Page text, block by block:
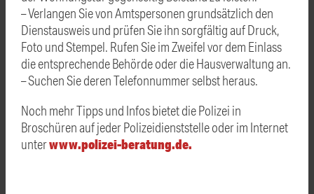
– Verlangen Sie von Amtspersonen grundsätzlich den
Dienstausweis und prüfen Sie ihn sorgfältig auf Druck,
Foto und Stempel. Rufen Sie im Zweifel vor dem Einlass
die entsprechende Behörde oder die Hausverwaltung an.
– Suchen Sie deren Telefonnummer selbst heraus.
Noch mehr Tipps und Infos bietet die Polizei in
Broschüren auf jeder Polizeidienststelle oder im Internet
unterwww.polizei-beratung.de.